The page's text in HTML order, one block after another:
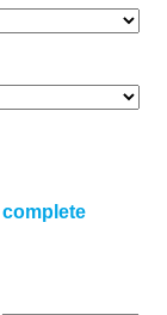
complete